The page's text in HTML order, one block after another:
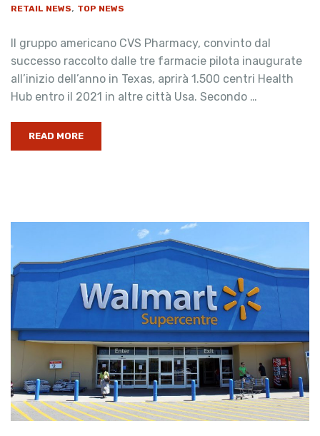
RETAIL NEWS, TOP NEWS
Il gruppo americano CVS Pharmacy, convinto dal
successo raccolto dalle tre farmacie pilota inaugurate
all’inizio dell’anno in Texas, aprirà 1.500 centri Health
Hub entro il 2021 in altre città Usa. Secondo …
READ MORE